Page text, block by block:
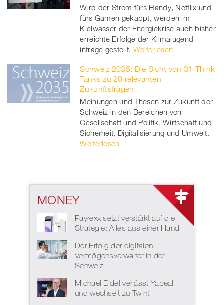
Wird der Strom fürs Handy, Netflix und
fürs Gamen gekappt, werden im
Kielwasser der Energiekrise auch bisher
erreichte Erfolge der Klimajugend
infrage gestellt. Weiterlesen
Schweiz 2035: Die Sicht von 31 Think
Tanks zu 20 relevanten
Zukunftsfragen
Meinungen und Thesen zur Zukunft der
Schweiz in den Bereichen von
Gesellschaft und Politik, Wirtschaft und
Sicherheit, Digitalisierung und Umwelt.
Weiterlesen
MONEY
Payrexx setzt verstärkt auf die
Strategie: Alles aus einer Hand
Der Erfolg der digitalen
Vermögensverwalter in der
Schweiz
Michael Eidel verlässt Yapeal
und wechselt zu Twint